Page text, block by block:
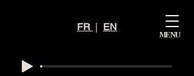
Mystiq
ue
FR | EN
MENU